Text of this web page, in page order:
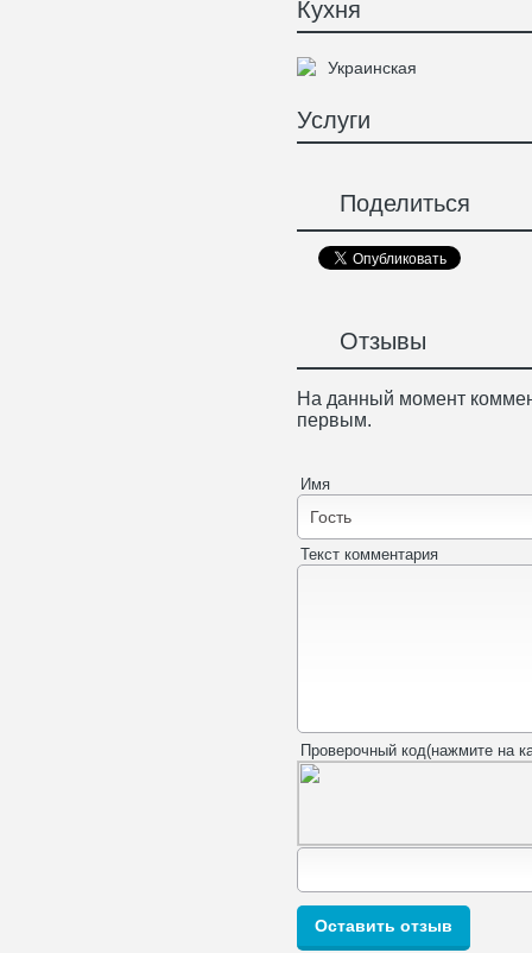
Кухня
Украинская
Услуги
Поделиться
Отзывы
На данный момент
первым.
Имя
Текст комментария
Проверочный код(нажмите на